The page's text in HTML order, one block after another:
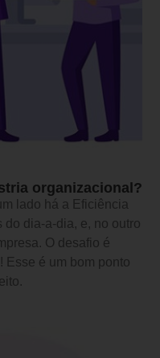
organizacional?
lado há a Eficiência
dia-a-dia, e, no outro
O desafio é
Esse é um bom ponto